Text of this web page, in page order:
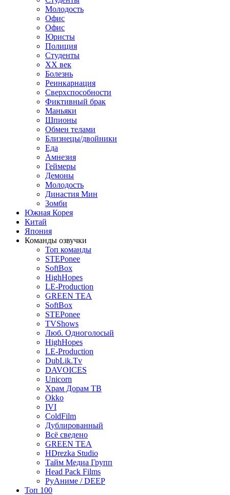
Молодость
Офис
Офис
Юристы
Полиция
Студенты
ХХ век
Болезнь
Реинкарнация
Сверхспособности
Фиктивный брак
Маньяки
Шпионы
Обмен телами
Близнецы/двойники
Еда
Амнезия
Геймеры
Демоны
Молодость
Династия Мин
Зомби
Южная Корея
Китай
Япония
Команды озвучки
Топ команды
STEPonee
SoftBox
HighHopes
LE-Production
GREEN TEA
SoftBox
STEPonee
TVShows
Люб. Одноголосый
HighHopes
LE-Production
DubLik.Tv
DAVOICES
Unicorn
Храм Дорам ТВ
Okko
IVI
ColdFilm
Дублированный
Всё сведено
GREEN TEA
HDrezka Studio
Тайм Медиа Групп
Head Pack Films
РуАниме / DEEP
Топ 100